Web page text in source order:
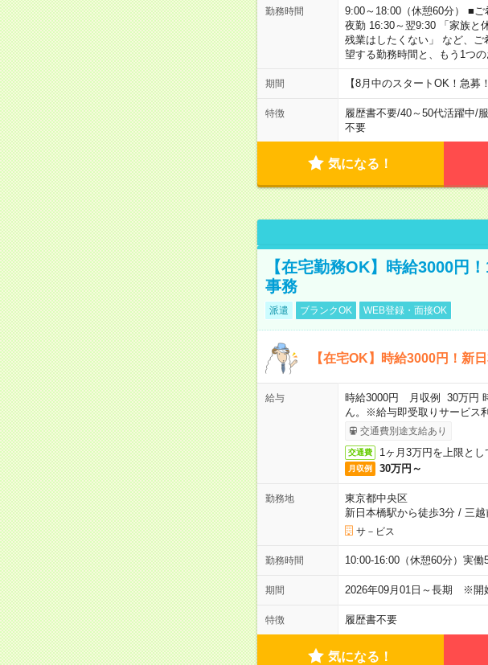
勤務時間
9:00～18:00（休憩60分） ■
夜勤 16:30～翌9:30 「家族と
残業はしたくない」 など、
望する勤務時間と、もう1つ
期間 【8月中のスタートOK！急
特徴 履歴書不要/40～50代活躍中/
不要
気になる！
【在宅勤務OK】時給3000円
事務
派遣 ブランクOK WEB登録・面接OK
【在宅OK】時給3000円！新
給与
時給3000円 月収例 30万円
ん。※給与即受取りサービス
交通費別途支給あり
交通費 1ヶ月3万円を上限とし
月収例 30万円～
勤務地
東京都中央区
新日本橋駅から徒歩3分/ 三
サ－ビス
勤務時間 10:00-16:00（休憩60分）実働
期間 2026年09月01日～長期 ※
特徴 履歴書不要
気になる！